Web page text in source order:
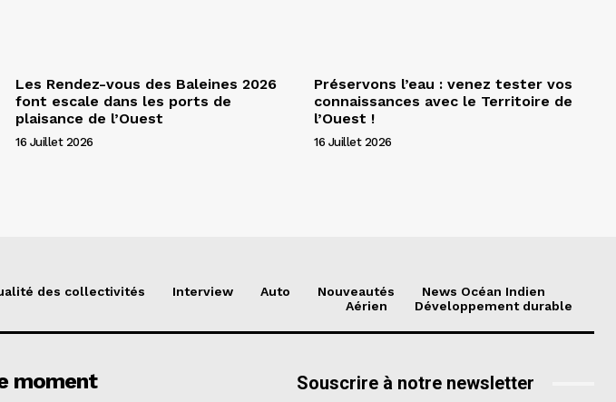
Les Rendez-vous des Baleines 2026
font escale dans les ports de
plaisance de l’Ouest
16 Juillet 2026
Préservons l’eau : venez tester vos
connaissances avec le Territoire de
l’Ouest !
16 Juillet 2026
des collectivités Interview Auto Nouveautés
News Océan Indien
Aérien
Développement durable
moment Souscrire à notre newsletter